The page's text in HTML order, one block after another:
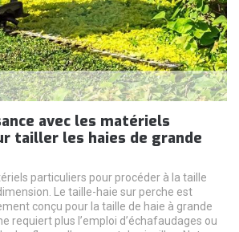
avec les matériels
tailler les haies de grande
particuliers pour procéder à la taille
Le taille-haie sur perche est
conçu pour la taille de haie à grande
requiert plus l’emploi d’échafaudages ou